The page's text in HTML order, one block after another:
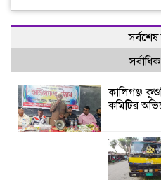
কালিগঞ্জ
কমিটির